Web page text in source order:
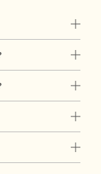
スタイルのプラン
名/稲荷神社：〜2
式まで対応可能で
能ですので、お気
よる撮影が可能で
メラマンをご手配
円〜が目安